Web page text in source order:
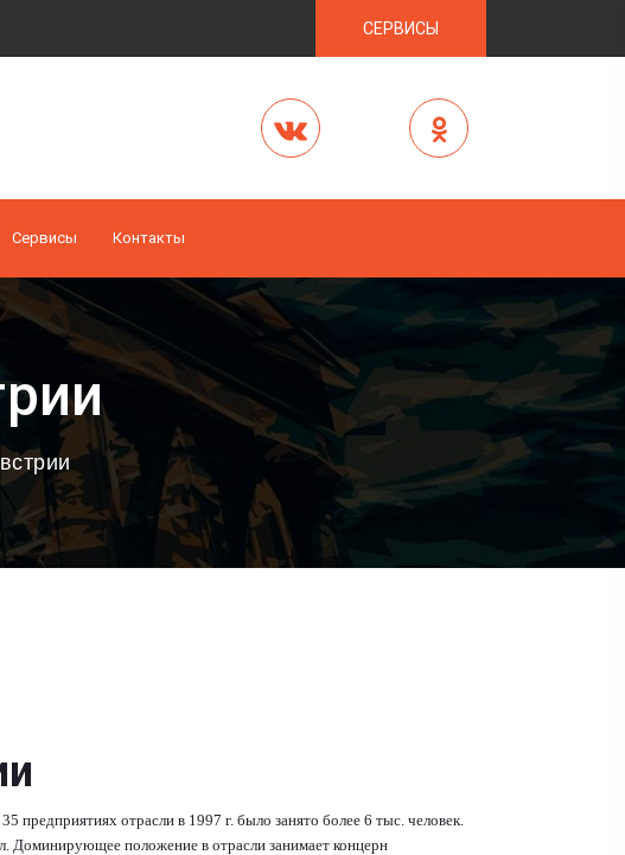
СЕРВИСЫ
Cервисы Контакты
предприятиях отрасли в 1997 г. было занято более 6 тыс. человек.
Доминирующее положение в отрасли занимает концерн